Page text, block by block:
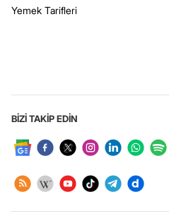
Yemek Tarifleri
BİZİ TAKİP EDİN